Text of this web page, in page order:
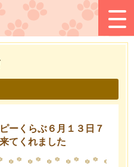
ーくらぶ６月１３日７
てくれました